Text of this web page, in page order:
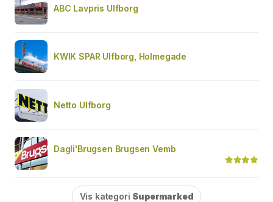
ABC Lavpris Ulfborg
KWIK SPAR Ulfborg, Holmegade
Netto Ulfborg
Dagli'Brugsen Brugsen Vemb
Vis kategori Supermarked